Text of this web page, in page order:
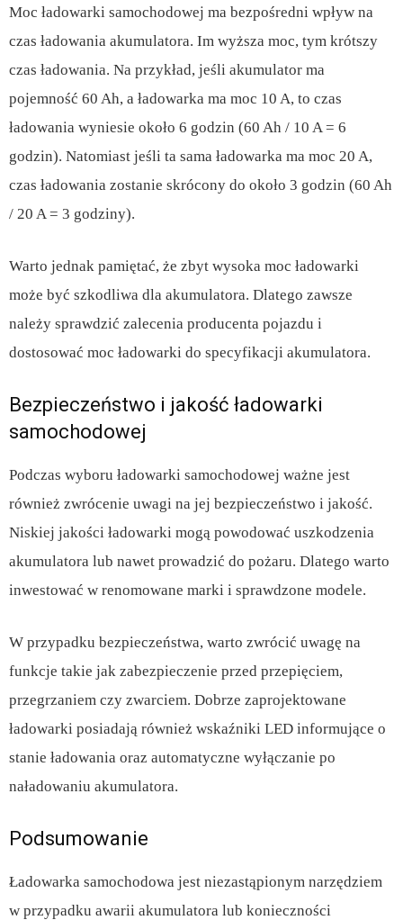
Moc ładowarki samochodowej ma bezpośredni wpływ na
czas ładowania akumulatora. Im wyższa moc, tym krótszy
czas ładowania. Na przykład, jeśli akumulator ma
pojemność 60 Ah, a ładowarka ma moc 10 A, to czas
ładowania wyniesie około 6 godzin (60 Ah / 10 A = 6
godzin). Natomiast jeśli ta sama ładowarka ma moc 20 A,
czas ładowania zostanie skrócony do około 3 godzin (60 Ah
/ 20 A = 3 godziny).
Warto jednak pamiętać, że zbyt wysoka moc ładowarki
może być szkodliwa dla akumulatora. Dlatego zawsze
należy sprawdzić zalecenia producenta pojazdu i
dostosować moc ładowarki do specyfikacji akumulatora.
Bezpieczeństwo i jakość ładowarki
samochodowej
Podczas wyboru ładowarki samochodowej ważne jest
również zwrócenie uwagi na jej bezpieczeństwo i jakość.
Niskiej jakości ładowarki mogą powodować uszkodzenia
akumulatora lub nawet prowadzić do pożaru. Dlatego warto
inwestować w renomowane marki i sprawdzone modele.
W przypadku bezpieczeństwa, warto zwrócić uwagę na
funkcje takie jak zabezpieczenie przed przepięciem,
przegrzaniem czy zwarciem. Dobrze zaprojektowane
ładowarki posiadają również wskaźniki LED informujące o
stanie ładowania oraz automatyczne wyłączanie po
naładowaniu akumulatora.
Podsumowanie
Ładowarka samochodowa jest niezastąpionym narzędziem
w przypadku awarii akumulatora lub konieczności